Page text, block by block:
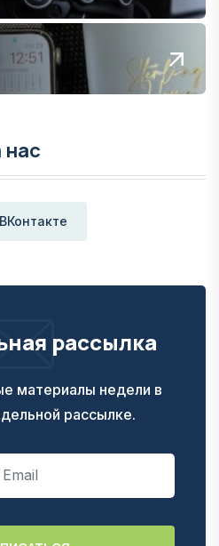
рассылка
материалы недели в
рассылке.